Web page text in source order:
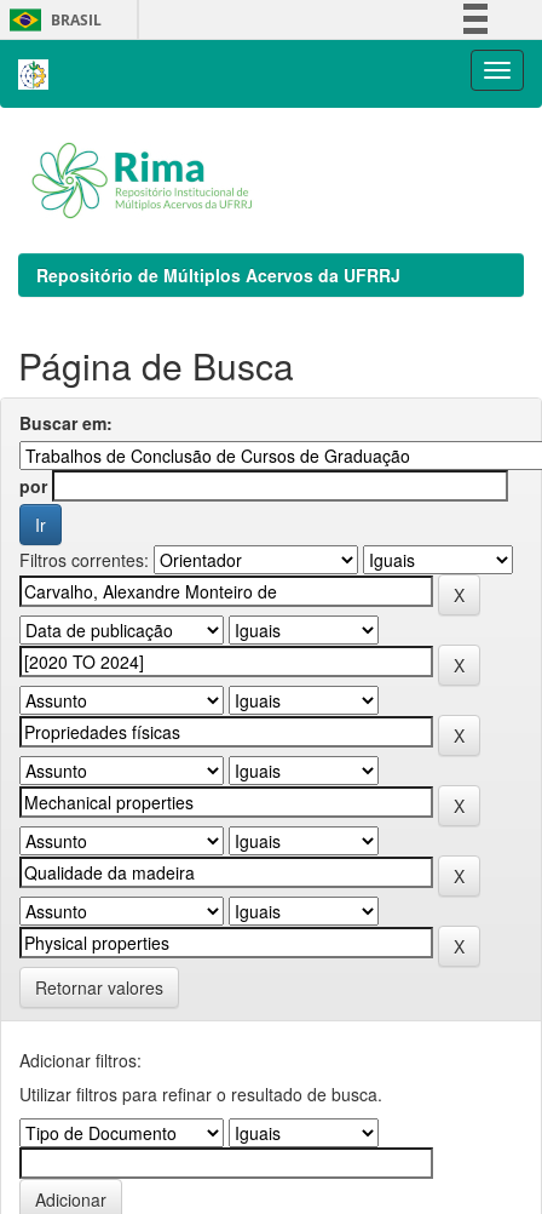
Skip
navigation
BRASIL
Repositório de Múltiplos Acervos da UFRRJ
Página de Busca
Buscar em:
por
Filtros correntes:
Retornar valores
Adicionar filtros:
Utilizar filtros para refinar o resultado de busca.